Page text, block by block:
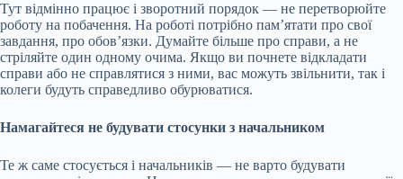
Тут відмінно працює і зворотний порядок — не перетворюйте
роботу на побачення. На роботі потрібно пам’ятати про свої
завдання, про обов’язки. Думайте більше про справи, а не
стріляйте один одному очима. Якщо ви почнете відкладати
справи або не справлятися з ними, вас можуть звільнити, так і
колеги будуть справедливо обурюватися.
Намагайтеся не будувати стосунки з начальником
Те ж саме стосується і начальників — не варто будувати